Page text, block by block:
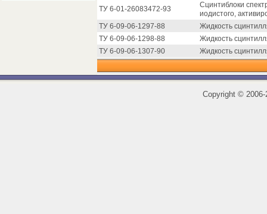
ТУ 6-01-26083472-93
Сцинтиблоки
иодистого,
ТУ 6-09-06-1297-88
Жидкость
ТУ 6-09-06-1298-88
Жидкость
ТУ 6-09-06-1307-90
Жидкость
Copyright ©